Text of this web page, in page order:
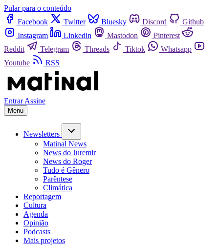
Pular para o conteúdo
Facebook
Twitter Bluesky Discord
Github
Instagram
Linkedin Mastodon
Pinterest
Reddit
Telegram Threads Tiktok
Whatsapp
Youtube
RSS
Entrar Assine
Menu
Newsletters
Matinal News
News do Juremir
News do Roger
Tudo é Gênero
Parêntese
Climática
Reportagem
Cultura
Agenda
Opinião
Podcasts
Mais projetos